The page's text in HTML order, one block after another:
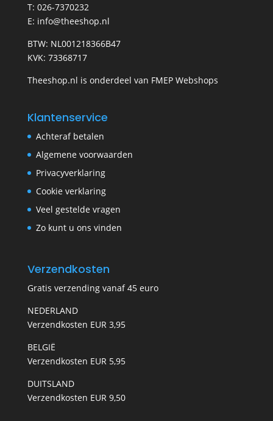
T: 026-7370232
E: info@theeshop.nl
BTW: NL001218366B47
KVK: 73368717
Theeshop.nl is onderdeel van FMEP Webshops
Klantenservice
Achteraf betalen
Algemene voorwaarden
Privacyverklaring
Cookie verklaring
Veel gestelde vragen
Zo kunt u ons vinden
Verzendkosten
Gratis verzending vanaf 45 euro
NEDERLAND
Verzendkosten EUR 3,95
BELGIË
Verzendkosten EUR 5,95
DUITSLAND
Verzendkosten EUR 9,50